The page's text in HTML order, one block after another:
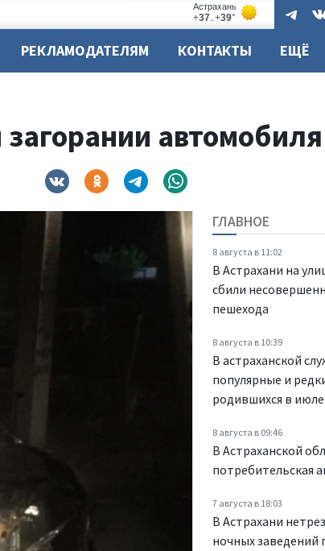
РЕКЛАМОДАТЕЛЯМ КОНТАКТЫ ЕЩЁ
автомобиля
ГЛАВНОЕ
8 августа в 11:02
В Астрахани на
сбили
пешехода
8 августа в 10:39
В астраханской
популярные и
родившихся в июле
8 августа в 09:46
В Астраханской
потребительская
7 августа в 18:03
В Астрахани
ночных заведений